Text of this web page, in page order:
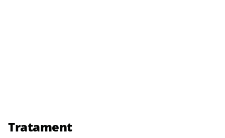
Tratament